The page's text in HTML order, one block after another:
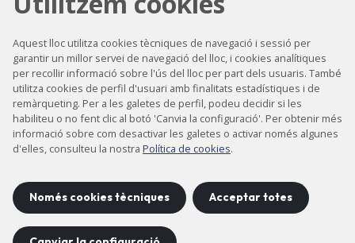
Accessibilitat
Contacte
Avís legal
Política de privacitat
Mapa del lloc
Aquest lloc utilitza cookies tècniques de navegació i sessió per
garantir un millor servei de navegació del lloc, i cookies analítiques
per recollir informació sobre l'ús del lloc per part dels usuaris. També
utilitza cookies de perfil d'usuari amb finalitats estadístiques i de
remàrqueting. Per a les galetes de perfil, podeu decidir si les
habiliteu o no fent clic al botó 'Canvia la configuració'. Per obtenir més
informació sobre com desactivar les galetes o activar només algunes
d'elles, consulteu la nostra Política de cookies.
Només cookies tècniques Acceptar totes